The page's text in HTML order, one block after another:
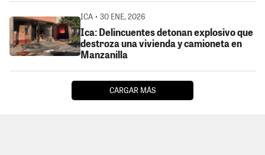
ICA • 30 ENE, 2026
Ica: Delincuentes detonan explosivo que
destroza una vivienda y camioneta en
Manzanilla
CARGAR MÁS